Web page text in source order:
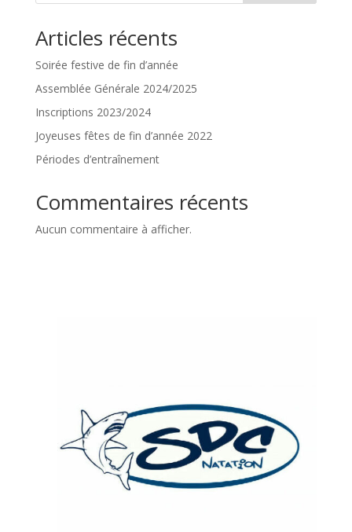
Articles récents
Soirée festive de fin d’année
Assemblée Générale 2024/2025
Inscriptions 2023/2024
Joyeuses fêtes de fin d’année 2022
Périodes d’entraînement
Commentaires récents
Aucun commentaire à afficher.